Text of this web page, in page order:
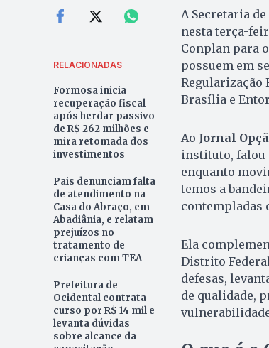
RELACIONADAS
Formosa inicia
recuperação fiscal
após herdar passivo
de R$ 262 milhões e
mira retomada dos
investimentos
Pais denunciam falta
de atendimento na
Casa do Abraço, em
Abadiânia, e relatam
prejuízos no
tratamento de
crianças com TEA
Prefeitura de
Ocidental contrata
curso por R$ 14 mil e
levanta dúvidas
sobre alcance da
A Secretaria
nesta terça-
Conplan para
possuem em
Regularização
Brasília e
Ao Jornal
instituto, falou
enquanto
temos a
contempladas
Ela
Distrito
defesas,
de qualidade,